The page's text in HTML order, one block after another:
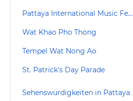
Pattaya International Music Festival
Wat Khao Pho Thong
Tempel Wat Nong Ao
St. Patrick's Day Parade
Sehenswürdigkeiten in Pattaya